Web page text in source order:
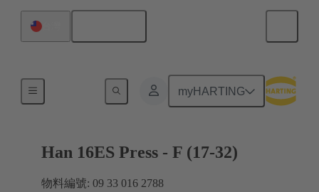
myHARTING
電流高達 16 A
Han 16ES Press - F (17-32)
物料編號: 09 33 016 2788